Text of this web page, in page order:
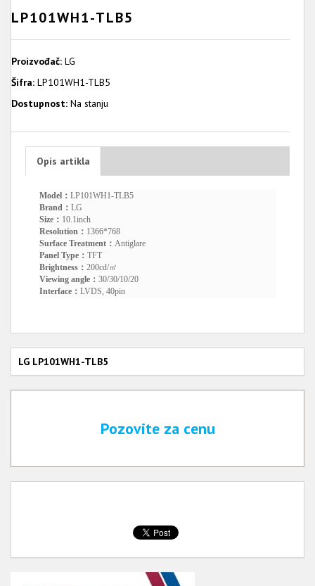
LP101WH1-TLB5
Proizvođač: LG
Šifra: LP101WH1-TLB5
Dostupnost: Na stanju
Opis artikla
Model： LP101WH1-TLB5
Brand： LG
Size： 10.1inch
Resolution： 1366*768
Surface Treatment： Antiglare
Panel Type： TFT
Brightness： 200cd/㎡
Viewing angle： 30/30/10/20
Interface： LVDS, 40pin
LG LP101WH1-TLB5
Pozovite za cenu